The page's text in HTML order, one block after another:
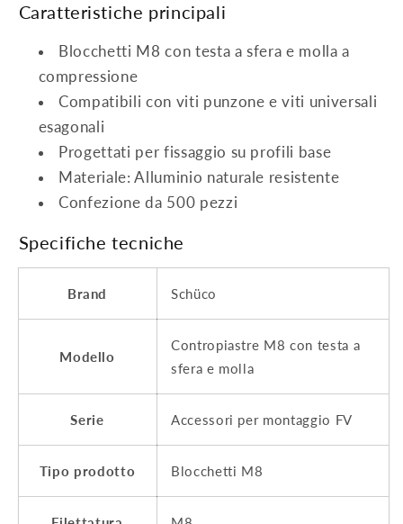
Caratteristiche principali
Blocchetti M8 con testa a sfera e molla a
compressione
Compatibili con viti punzone e viti universali
esagonali
Progettati per fissaggio su profili base
Materiale: Alluminio naturale resistente
Confezione da 500 pezzi
Specifiche tecniche
Brand Schüco
Modello
Contropiastre M8 con testa a
sfera e molla
Serie Accessori per montaggio FV
Tipo prodotto Blocchetti M8